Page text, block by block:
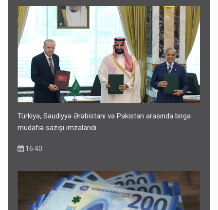
Media və Yayım Şurasına əlavə hüquq və vəzifələr verilib
13:24
Türkiyə, Səudiyyə Ərəbistanı və Pakistan arasında birgə
müdafiə sazişi imzalandı
16:40